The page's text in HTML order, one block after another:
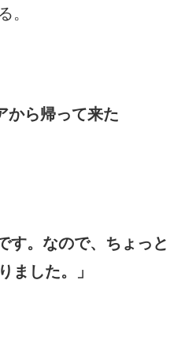
。
から帰って来た
す。なので、ちょっと
ました。」